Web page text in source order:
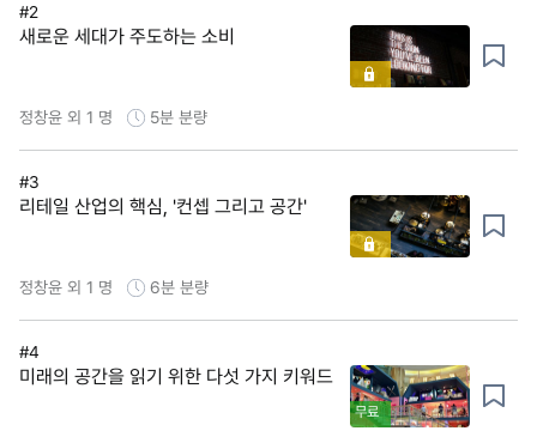
#2
새로운 세대가 주도하는 소비
정창윤 외 1 명 5분 분량
#3
리테일 산업의 핵심, '컨셉 그리고 공간'
정창윤 외 1 명 6분 분량
#4
미래의 공간을 읽기 위한 다섯 가지 키워드
무료